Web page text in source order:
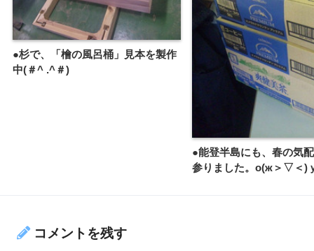
●杉で、「檜の風呂桶」見本を製作
中(＃^ .^＃)
●能登半島にも、春の気
参りました。о(ж＞▽＜)
コメントを残す